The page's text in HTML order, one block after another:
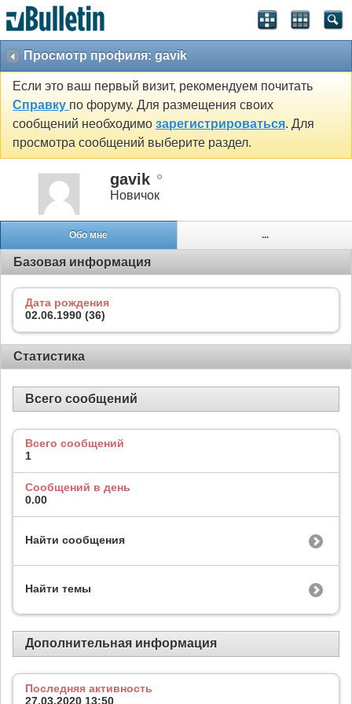
Просмотр профиля: gavik
Если это ваш первый визит, рекомендуем почитать
Справку по форуму. Для размещения своих
сообщений необходимо зарегистрироваться. Для
просмотра сообщений выберите раздел.
gavik
Новичок
Обо мне ...
Базовая информация
Дата рождения
02.06.1990 (36)
Статистика
Всего сообщений
Всего сообщений
1
Сообщений в день
0.00
Найти сообщения
Найти темы
Дополнительная информация
Последняя активность
27.03.2020 13:50